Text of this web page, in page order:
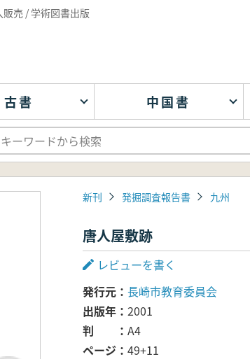
売 / 学術図書出版
古書 中国書
新刊 発掘調査報告書 九州
唐人屋敷跡
レビューを書く
発行元
長崎市教育委員会
出版年
2001
判
A4
ページ
49+11